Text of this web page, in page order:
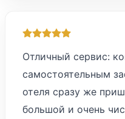
Отличный сервис:
самостоятельным
отеля сразу же
большой и очень